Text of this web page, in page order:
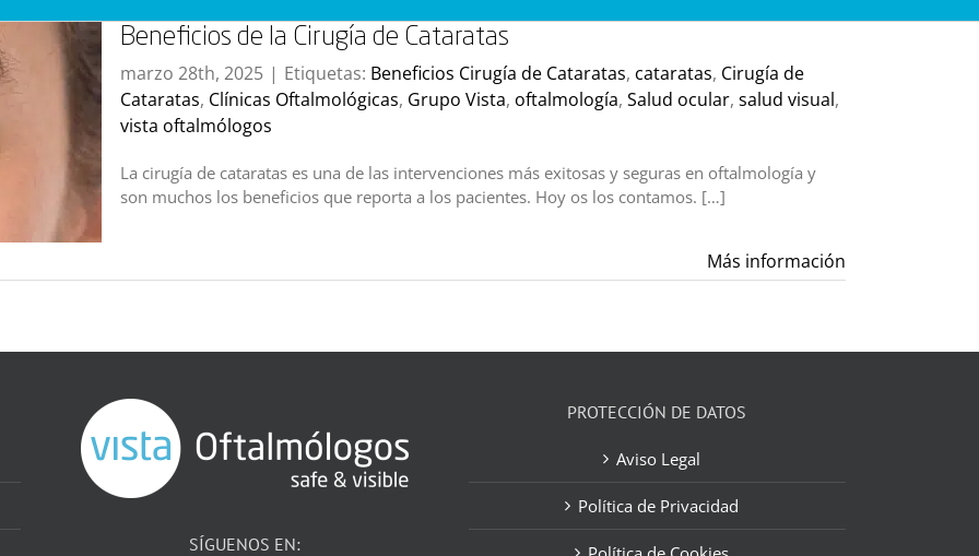
Beneficios de la Cirugía de Cataratas
marzo 28th, 2025 | Etiquetas: Beneficios Cirugía de Cataratas, cataratas, Cirugía de
Cataratas, Clínicas Oftalmológicas, Grupo Vista, oftalmología, Salud ocular, salud visual,
vista oftalmólogos
La cirugía de cataratas es una de las intervenciones más exitosas y seguras en oftalmología y
son muchos los beneficios que reporta a los pacientes. Hoy os los contamos. […]
Más información
SÍGUENOS EN:
PROTECCIÓN DE DATOS
Aviso Legal
Política de Privacidad